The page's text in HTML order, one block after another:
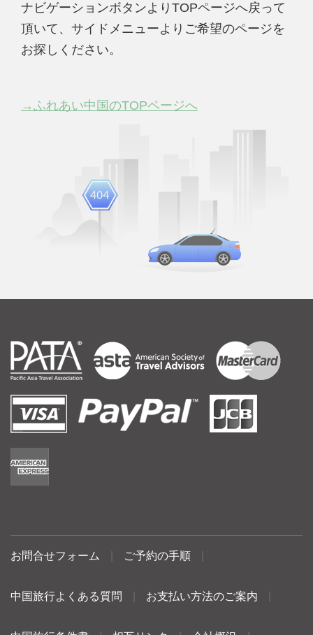
ナビゲーションボタンよりTOPページへ戻って
頂いて、サイドメニューよりご希望のページを
お探しください。
→ふれあい中国のTOPページへ
お問合せフォーム ご予約の手順
中国旅行よくある質問 お支払い方法のご案内